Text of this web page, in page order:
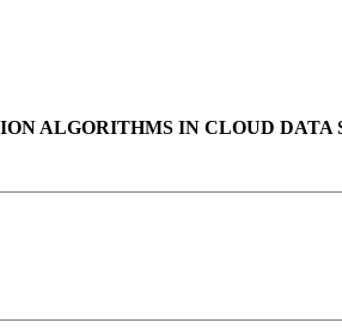
ALGORITHMS IN CLOUD DATA